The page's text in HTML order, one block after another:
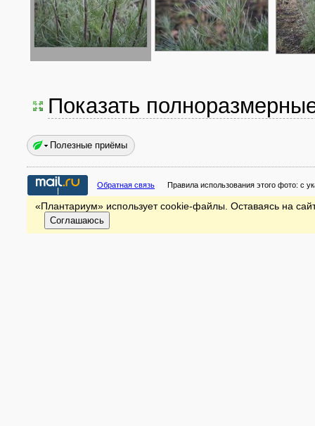
Показать
Полезные приёмы
Обратная связь Правила использования этого фото: с
«Плантариум» использует cookie-файлы. Оставаясь на
Соглашаюсь